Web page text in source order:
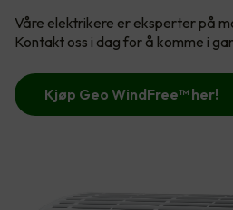
Våre elektrikere er eksperter på
Kontakt oss i dag for å komme i
Kjøp Geo WindFree™️ her!